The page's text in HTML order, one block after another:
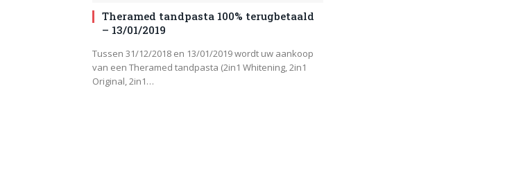
Theramed tandpasta 100% terugbetaald
– 13/01/2019
Tussen 31/12/2018 en 13/01/2019 wordt uw aankoop
van een Theramed tandpasta (2in1 Whitening, 2in1
Original, 2in1…